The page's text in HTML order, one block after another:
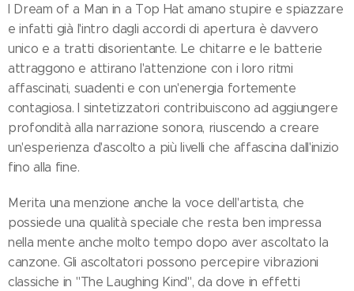
I Dream of a Man in a Top Hat amano stupire e spiazzare
e infatti già l'intro dagli accordi di apertura è davvero
unico e a tratti disorientante. Le chitarre e le batterie
attraggono e attirano l'attenzione con i loro ritmi
affascinati, suadenti e con un'energia fortemente
contagiosa. I sintetizzatori contribuiscono ad aggiungere
profondità alla narrazione sonora, riuscendo a creare
un'esperienza d'ascolto a più livelli che affascina dall'inizio
fino alla fine.
Merita una menzione anche la voce dell'artista, che
possiede una qualità speciale che resta ben impressa
nella mente anche molto tempo dopo aver ascoltato la
canzone. Gli ascoltatori possono percepire vibrazioni
classiche in "The Laughing Kind", da dove in effetti